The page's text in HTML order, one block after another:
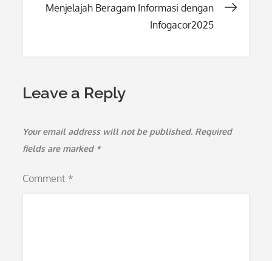
Menjelajah Beragam Informasi dengan
Infogacor2025
Leave a Reply
Your email address will not be published. Required
fields are marked *
Comment *